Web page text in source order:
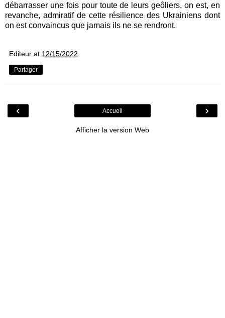
débarrasser une fois pour toute de leurs geôliers, on est, en
revanche, admiratif de cette résilience des Ukrainiens dont
on est convaincus que jamais ils ne se rendront.
Editeur at 12/15/2022
Partager
‹ ›
Accueil
Afficher la version Web